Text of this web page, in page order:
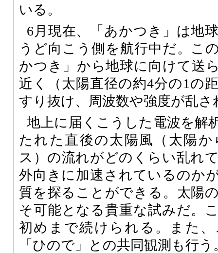
いる。
6月現在、「あかつき」は地
うど向こう側を航行中だ。こ
かつき」から地球に向けて送
近く（太陽直径の約4分の1の
すり抜け、周波数や強度が乱さ
地上に届くこうした電波を解
たれた直後の太陽風（太陽
ス）の流れがどのくらい乱れ
外向きに加速されているのか
質を探ることができる。太陽
そ可能となる貴重な試みだ。
初めまで続けられる。また
「ひので」との共同観測も行う